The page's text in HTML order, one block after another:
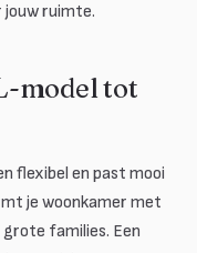
ruimte.
model tot
flexibel en past mooi
je woonkamer met
grote families. Een